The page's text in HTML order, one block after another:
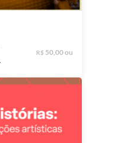
R$ 50,00 ou